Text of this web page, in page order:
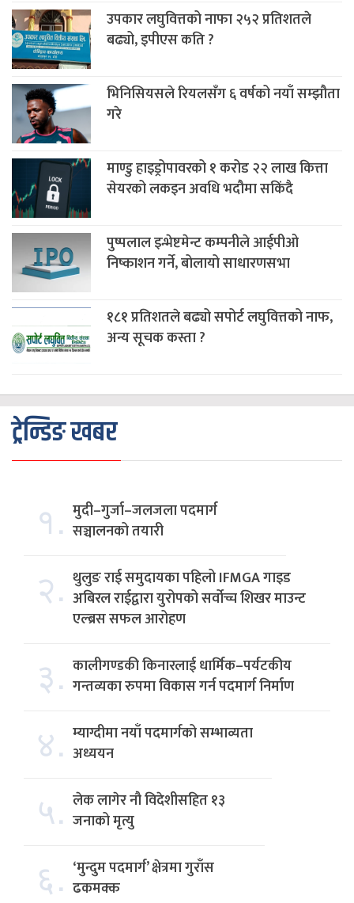
उपकार लघुवित्तको नाफा २५२ प्रतिशतले
बढ्यो, इपीएस कति ?
भिनिसियसले रियलसँग ६ वर्षको नयाँ सम्झौता
गरे
माण्डु हाइड्रोपावरको १ करोड २२ लाख कित्ता
सेयरको लकइन अवधि भदौमा सकिंदै
पुष्पलाल इन्भेष्टमेन्ट कम्पनीले आईपीओ
निष्काशन गर्ने, बोलायो साधारणसभा
१८१ प्रतिशतले बढ्यो सपोर्ट लघुवित्तको नाफ,
अन्य सूचक कस्ता ?
ट्रेन्डिङ खबर
१. मुदी–गुर्जा–जलजला पदमार्ग
सञ्चालनको तयारी
२. थुलुङ राई समुदायका पहिलो IFMGA गाइड
अबिरल राईद्वारा युरोपको सर्वोच्च शिखर माउन्ट
एल्ब्रस सफल आरोहण
३. कालीगण्डकी किनारलाई धार्मिक–पर्यटकीय
गन्तव्यका रुपमा विकास गर्न पदमार्ग निर्माण
४. म्याग्दीमा नयाँ पदमार्गको सम्भाव्यता
अध्ययन
५. लेक लागेर नौ विदेशीसहित १३
जनाको मृत्यु
६. ‘मुन्दुम पदमार्ग’ क्षेत्रमा गुराँस
ढकमक्क